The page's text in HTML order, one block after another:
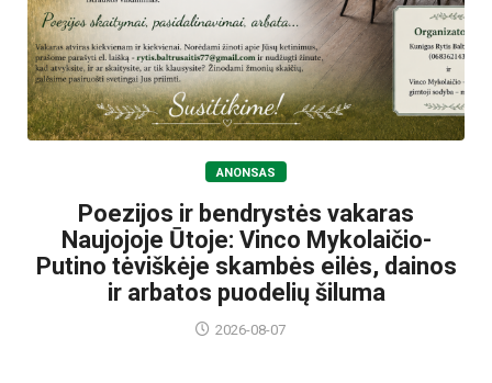
ANONSAS
Poezijos ir bendrystės vakaras
Naujojoje Ūtoje: Vinco Mykolaičio-
Putino tėviškėje skambės eilės, dainos
ir arbatos puodelių šiluma
2026-08-07